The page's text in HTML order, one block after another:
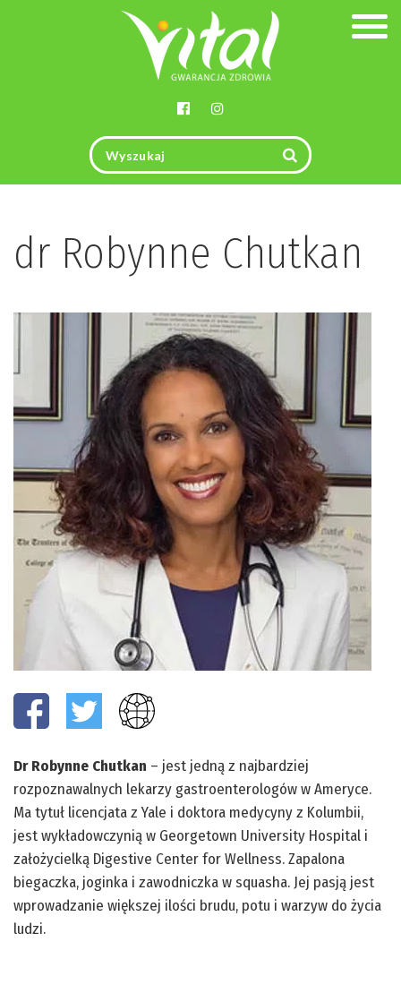
dr Robynne Chutkan
Dr Robynne Chutkan – jest jedną z najbardziej
rozpoznawalnych lekarzy gastroenterologów w Ameryce.
Ma tytuł licencjata z Yale i doktora medycyny z Kolumbii,
jest wykładowczynią w Georgetown University Hospital i
założycielką Digestive Center for Wellness. Zapalona
biegaczka, joginka i zawodniczka w squasha. Jej pasją jest
wprowadzanie większej ilości brudu, potu i warzyw do życia
ludzi.